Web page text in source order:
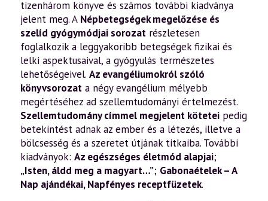
tizenhárom könyve és számos további kiadványa
jelent meg. A Népbetegségek megelőzése és
szelíd gyógymódjai sorozat részletesen
foglalkozik a leggyakoribb betegségek fizikai és
lelki aspektusaival, a gyógyulás természetes
lehetőségeivel. Az evangéliumokról szóló
könyvsorozat a négy evangélium mélyebb
megértéséhez ad szellemtudományi értelmezést.
Szellemtudomány címmel megjelent kötetei pedig
betekintést adnak az ember és a létezés, illetve a
bölcsesség és a szeretet útjának titkaiba. További
kiadványok: Az egészséges életmód alapjai;
„Isten, áldd meg a magyart…”; Gabonaételek – A
Nap ajándékai,Napfényes receptfüzetek.